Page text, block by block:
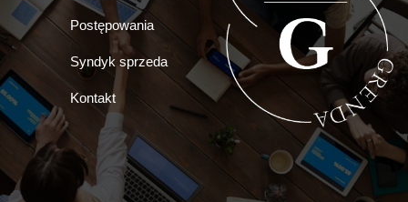
Postępowania
Syndyk sprzeda
Kontakt